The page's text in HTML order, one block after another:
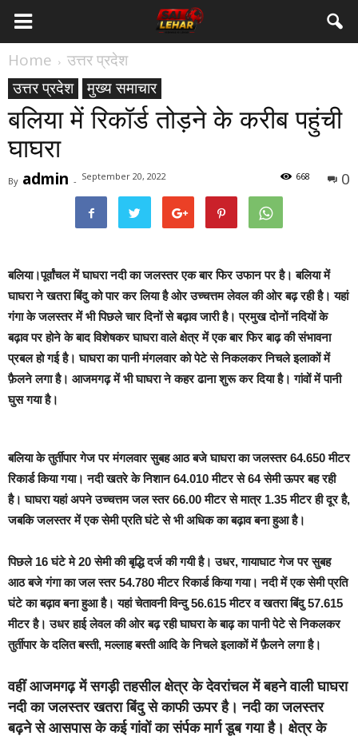
Home
उत्तर प्रदेश
उत्तर प्रदेश
मुख्य समाचार
बलिया में रिकॉर्ड तोड़ने के करीब पहुंची
घाघरा
By admin - September 20, 2022 0
668
बलिया।पूर्वांचल में घाघरा नदी का जलस्तर एक बार फिर उफान पर है। बलिया में
घाघरा ने खतरा बिंदु को पार कर लिया है ओर उच्चत्तम लेवल की ओर बढ़ रही है। यहां
गंगा के जलस्तर में भी पिछले चार दिनों से बढ़ाव जारी है। प्रमुख दोनों नदियों के
बढ़ाव पर होने के बाद विशेषकर घाघरा वाले क्षेत्र में एक बार फिर बाढ़ की संभावना
प्रबल हो गई है। घाघरा का पानी मंगलवार को पेटे से निकलकर निचले इलाकों में
फ़ैलने लगा है। आजमगढ़ में भी घाघरा ने कहर ढाना शुरू कर दिया है। गांवों में पानी
घुस गया है।
बलिया के तुर्तीपार गेज पर मंगलवार सुबह आठ बजे घाघरा का जलस्तर 64.650 मीटर
रिकार्ड किया गया। नदी खतरे के निशान 64.010 मीटर से 64 सेमी ऊपर बह रही
है। घाघरा यहां अपने उच्चत्तम जल स्तर 66.00 मीटर से मात्र 1.35 मीटर ही दूर है,
जबकि जलस्तर में एक सेमी प्रति घंटे से भी अधिक का बढ़ाव बना हुआ है।
पिछले 16 घंटे मे 20 सेमी की बृद्धि दर्ज की गयी है। उधर, गायाघाट गेज पर सुबह
आठ बजे गंगा का जल स्तर 54.780 मीटर रिकार्ड किया गया। नदी में एक सेमी प्रति
घंटे का बढ़ाव बना हुआ है। यहां चेतावनी विन्दु 56.615 मीटर व खतरा बिंदु 57.615
मीटर है। उधर हाई लेवल की ओर बढ़ रही घाघरा के बाढ़ का पानी पेटे से निकलकर
तुर्तीपार के दलित बस्ती, मल्लाह बस्ती आदि के निचले इलाकों में फ़ैलने लगा है।
वहीं आजमगढ़ में सगड़ी तहसील क्षेत्र के देवरांचल में बहने वाली घाघरा
नदी का जलस्तर खतरा बिंदु से काफी ऊपर है। नदी का जलस्तर
बढ़ने से आसपास के कई गांवों का संर्पक मार्ग डूब गया है। क्षेत्र के